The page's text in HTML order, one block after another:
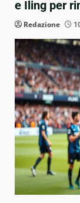
e Iling per
Redazione